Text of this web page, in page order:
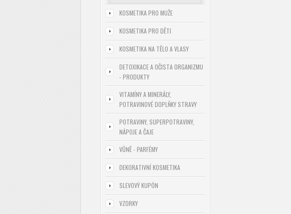
KOSMETIKA PRO MUŽE
KOSMETIKA PRO DĚTI
KOSMETIKA NA TĚLO A VLASY
DETOXIKACE A OČISTA ORGANIZMU
- PRODUKTY
VITAMÍNY A MINERÁLY,
POTRAVINOVÉ DOPLŇKY STRAVY
POTRAVINY, SUPERPOTRAVINY,
NÁPOJE A ČAJE
VŮNĚ - PARFÉMY
DEKORATIVNÍ KOSMETIKA
SLEVOVÝ KUPÓN
VZORKY